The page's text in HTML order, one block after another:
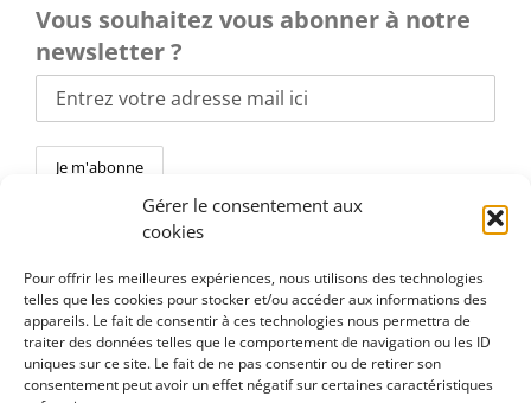
Gérer le consentement aux
cookies
Pour offrir les meilleures expériences, nous utilisons des technologies
telles que les cookies pour stocker et/ou accéder aux informations des
appareils. Le fait de consentir à ces technologies nous permettra de
traiter des données telles que le comportement de navigation ou les ID
uniques sur ce site. Le fait de ne pas consentir ou de retirer son
consentement peut avoir un effet négatif sur certaines caractéristiques
Vous souhaitez vous abonner à notre
newsletter ?
Toggle
Navigation
En pratique